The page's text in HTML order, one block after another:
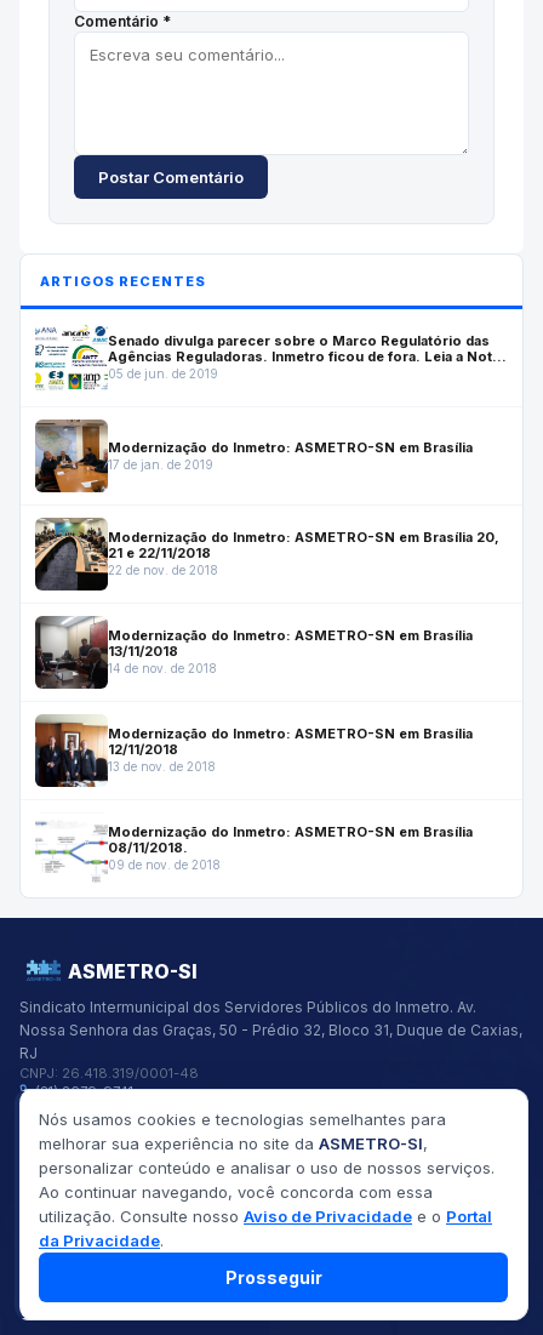
Comentário *
Postar Comentário
ARTIGOS RECENTES
Senado divulga parecer sobre o Marco Regulatório das
Agências Reguladoras. Inmetro ficou de fora. Leia a Nota
do ASMETRO-SN
05 de jun. de 2019
Modernização do Inmetro: ASMETRO-SN em Brasília
17 de jan. de 2019
Modernização do Inmetro: ASMETRO-SN em Brasília 20,
21 e 22/11/2018
22 de nov. de 2018
Modernização do Inmetro: ASMETRO-SN em Brasília
13/11/2018
14 de nov. de 2018
Modernização do Inmetro: ASMETRO-SN em Brasília
12/11/2018
13 de nov. de 2018
Modernização do Inmetro: ASMETRO-SN em Brasília
08/11/2018.
09 de nov. de 2018
ASMETRO-SI
Sindicato Intermunicipal dos Servidores Públicos do Inmetro. Av.
Nossa Senhora das Graças, 50 - Prédio 32, Bloco 31, Duque de Caxias,
RJ
CNPJ: 26.418.319/0001-48
(21) 2679-9741
asmetro@asmetro.org.br
Links Rápidos
Institucional
Gestão
Saúde
Convênios
Fóruns
Seus Direitos
2026 ASMETRO-SI
Todos os direitos reservados
Nós usamos cookies e tecnologias semelhantes para
melhorar sua experiência no site da ASMETRO-SI,
personalizar conteúdo e analisar o uso de nossos serviços.
Ao continuar navegando, você concorda com essa
utilização. Consulte nosso Aviso de Privacidade e o Portal
da Privacidade.
Prosseguir